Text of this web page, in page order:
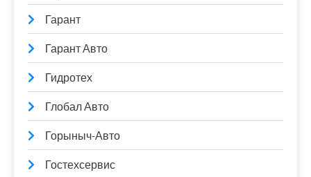
Гарант
Гарант Авто
Гидротех
Глобал Авто
Горыныч-Авто
Гостехсервис